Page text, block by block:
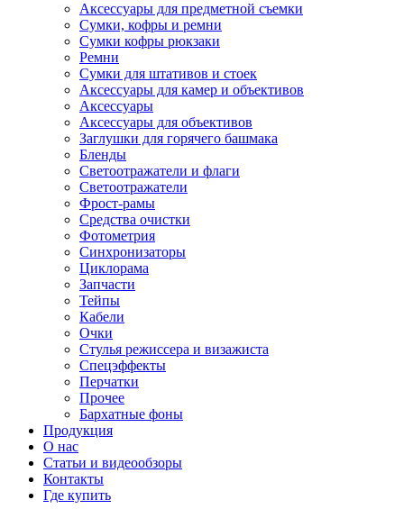
Аксессуары для предметной съемки
Сумки, кофры и ремни
Сумки кофры рюкзаки
Ремни
Сумки для штативов и стоек
Аксессуары для камер и объективов
Аксессуары
Аксессуары для объективов
Заглушки для горячего башмака
Бленды
Светоотражатели и флаги
Светоотражатели
Фрост-рамы
Средства очистки
Фотометрия
Синхронизаторы
Циклорама
Запчасти
Тейпы
Кабели
Очки
Стулья режиссера и визажиста
Спецэффекты
Перчатки
Прочее
Бархатные фоны
Продукция
О нас
Статьи и видеообзоры
Контакты
Где купить